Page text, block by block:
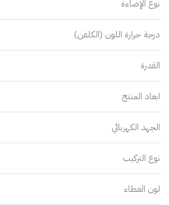
نوع الإضاءة
درجة حرارة اللون (الكلفن)
القدرة
ابعاد المنتج
الجهد الكهربائي
نوع التركيب
لون الغطاء